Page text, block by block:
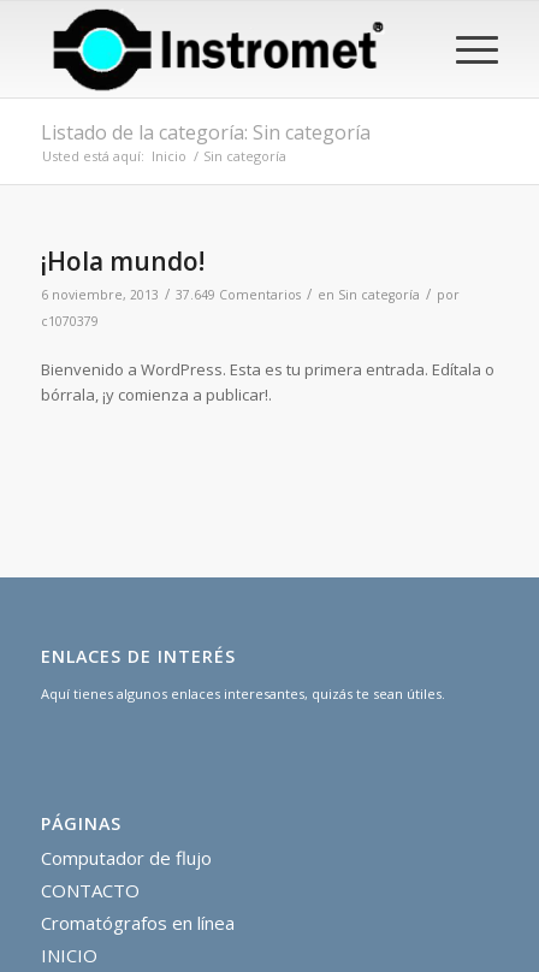
Listado de la categoría: Sin categoría
Usted está aquí: Inicio / Sin categoría
¡Hola mundo!
6 noviembre, 2013 / 37.649 Comentarios / en Sin categoría / por
c1070379
Bienvenido a WordPress. Esta es tu primera entrada. Edítala o
bórrala, ¡y comienza a publicar!.
ENLACES DE INTERÉS
Aquí tienes algunos enlaces interesantes, quizás te sean útiles.
PÁGINAS
Computador de flujo
CONTACTO
Cromatógrafos en línea
INICIO